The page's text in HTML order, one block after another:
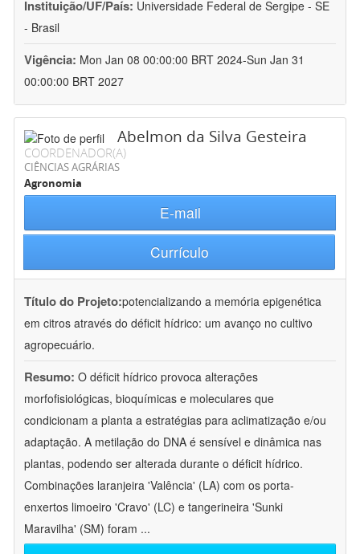
Instituição/UF/País: Universidade Federal de Sergipe - SE
- Brasil
Vigência: Mon Jan 08 00:00:00 BRT 2024-Sun Jan 31
00:00:00 BRT 2027
Abelmon da Silva Gesteira
COORDENADOR(A)
CIÊNCIAS AGRÁRIAS
Agronomia
E-mail
Currículo
Título do Projeto:potencializando a memória epigenética
em citros através do déficit hídrico: um avanço no cultivo
agropecuário.
Resumo: O déficit hídrico provoca alterações
morfofisiológicas, bioquímicas e moleculares que
condicionam a planta a estratégias para aclimatização e/ou
adaptação. A metilação do DNA é sensível e dinâmica nas
plantas, podendo ser alterada durante o déficit hídrico.
Combinações laranjeira 'Valência' (LA) com os porta-
enxertos limoeiro 'Cravo' (LC) e tangerineira 'Sunki
Maravilha' (SM) foram ...